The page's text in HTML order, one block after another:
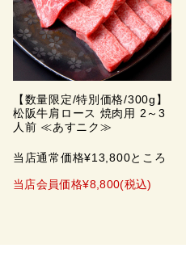
【数量限定/特別価格/300g】
松阪牛肩ロース 焼肉用 2～3
人前 ≪あすニク≫
当店通常価格¥13,800ところ
当店会員価格¥8,800(税込)